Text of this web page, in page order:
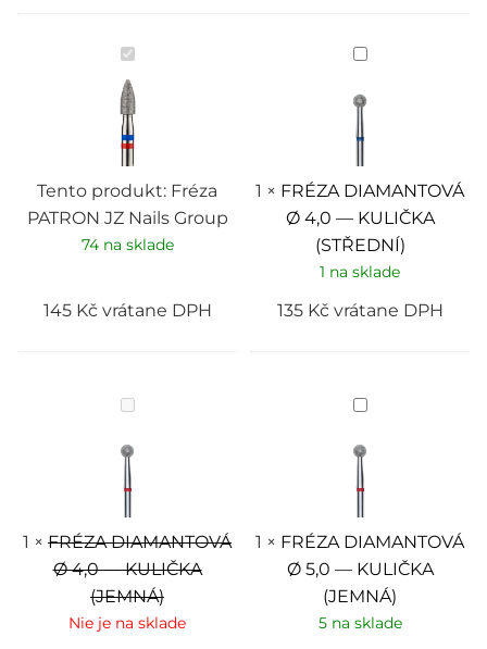
Fréza
PATRON
JZ
Nails
Group
Tento produkt: Fréza
PATRON JZ Nails Group
74 na sklade
145 Kč vrátane DPH
FRÉZA
DIAMANTOVÁ
4,0
—
KULIČKA
1 × FRÉZA DIAMANTOVÁ
Ø 4,0 — KULIČKA
(STŘEDNÍ)
1 na sklade
135 Kč vrátane DPH
FRÉZA
DIAMANTOVÁ
4,0
—
KULIČKA
1 × FRÉZA DIAMANTOVÁ
Ø 4,0 — KULIČKA
(JEMNÁ)
Nie je na sklade
FRÉZA
DIAMANTOVÁ
5,0
—
KULIČKA
1 × FRÉZA DIAMANTOVÁ
Ø 5,0 — KULIČKA
(JEMNÁ)
5 na sklade